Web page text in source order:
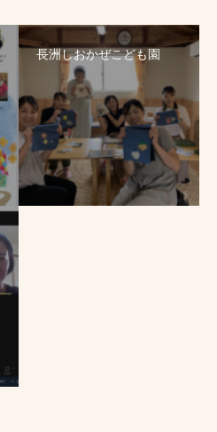
長洲しおかぜこども園